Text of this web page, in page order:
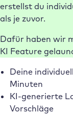
erstellst du
als je zuvor.
Dafür haben wir
KI Feature
Deine
Minuten
KI-generierte
Vorschläge